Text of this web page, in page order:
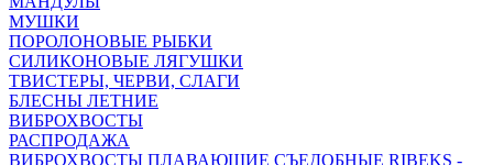
МУШКИ
ПОРОЛОНОВЫЕ РЫБКИ
СИЛИКОНОВЫЕ ЛЯГУШКИ
ТВИСТЕРЫ, ЧЕРВИ, СЛАГИ
БЛЕСНЫ ЛЕТНИЕ
ВИБРОХВОСТЫ
РАСПРОДАЖА
ВИБРОХВОСТЫ ПЛАВАЮЩИЕ СЪЕДОБНЫЕ RIBEKS -